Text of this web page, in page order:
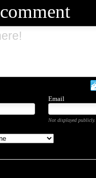
Email
Not displayed publicly.